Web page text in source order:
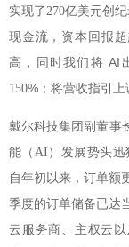
实现了270亿美元创
现金流，资本回报
高，同时我们 将 AI
150%；将营收指引 上
戴尔科技集团副董事
能（AI）发展势头迅
自年初以来，订单额
季度的订单储备已达
云服务商、 主权云